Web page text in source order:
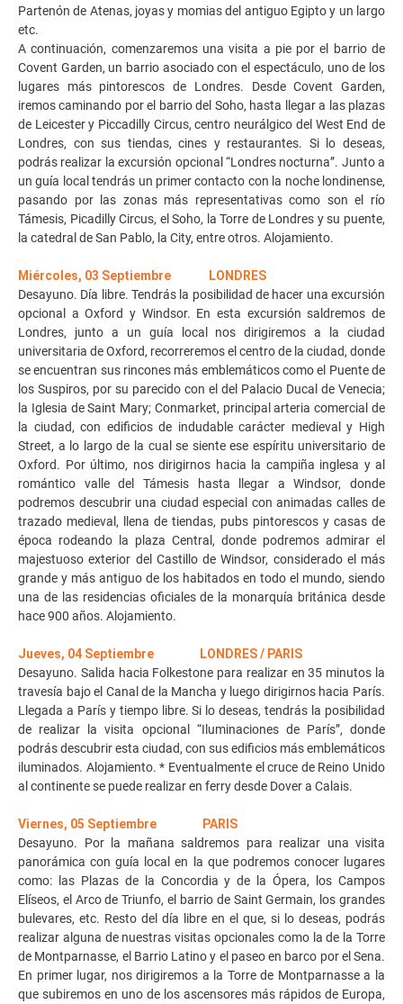
Partenón de Atenas, joyas y momias del antiguo Egipto y un largo
etc.
A continuación, comenzaremos una visita a pie por el barrio de
Covent Garden, un barrio asociado con el espectáculo, uno de los
lugares más pintorescos de Londres. Desde Covent Garden,
iremos caminando por el barrio del Soho, hasta llegar a las plazas
de Leicester y Piccadilly Circus, centro neurálgico del West End de
Londres, con sus tiendas, cines y restaurantes. Si lo deseas,
podrás realizar la excursión opcional “Londres nocturna”. Junto a
un guía local tendrás un primer contacto con la noche londinense,
pasando por las zonas más representativas como son el río
Támesis, Picadilly Circus, el Soho, la Torre de Londres y su puente,
la catedral de San Pablo, la City, entre otros. Alojamiento.
Miércoles, 03 Septiembre LONDRES
Desayuno. Día libre. Tendrás la posibilidad de hacer una excursión
opcional a Oxford y Windsor. En esta excursión saldremos de
Londres, junto a un guía local nos dirigiremos a la ciudad
universitaria de Oxford, recorreremos el centro de la ciudad, donde
se encuentran sus rincones más emblemáticos como el Puente de
los Suspiros, por su parecido con el del Palacio Ducal de Venecia;
la Iglesia de Saint Mary; Conmarket, principal arteria comercial de
la ciudad, con edificios de indudable carácter medieval y High
Street, a lo largo de la cual se siente ese espíritu universitario de
Oxford. Por último, nos dirigirnos hacia la campiña inglesa y al
romántico valle del Támesis hasta llegar a Windsor, donde
podremos descubrir una ciudad especial con animadas calles de
trazado medieval, llena de tiendas, pubs pintorescos y casas de
época rodeando la plaza Central, donde podremos admirar el
majestuoso exterior del Castillo de Windsor, considerado el más
grande y más antiguo de los habitados en todo el mundo, siendo
una de las residencias oficiales de la monarquía británica desde
hace 900 años. Alojamiento.
Jueves, 04 Septiembre LONDRES / PARIS
Desayuno. Salida hacia Folkestone para realizar en 35 minutos la
travesía bajo el Canal de la Mancha y luego dirigirnos hacia París.
Llegada a París y tiempo libre. Si lo deseas, tendrás la posibilidad
de realizar la visita opcional “Iluminaciones de París”, donde
podrás descubrir esta ciudad, con sus edificios más emblemáticos
iluminados. Alojamiento. * Eventualmente el cruce de Reino Unido
al continente se puede realizar en ferry desde Dover a Calais.
Viernes, 05 Septiembre PARIS
Desayuno. Por la mañana saldremos para realizar una visita
panorámica con guía local en la que podremos conocer lugares
como: las Plazas de la Concordia y de la Ópera, los Campos
Elíseos, el Arco de Triunfo, el barrio de Saint Germain, los grandes
bulevares, etc. Resto del día libre en el que, si lo deseas, podrás
realizar alguna de nuestras visitas opcionales como la de la Torre
de Montparnasse, el Barrio Latino y el paseo en barco por el Sena.
En primer lugar, nos dirigiremos a la Torre de Montparnasse a la
que subiremos en uno de los ascensores más rápidos de Europa,